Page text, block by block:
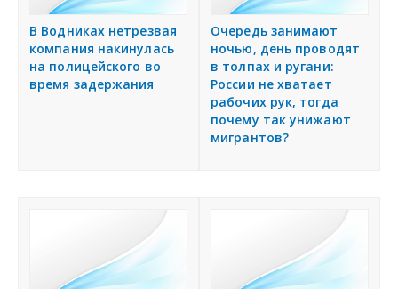
В Водниках нетрезвая
компания накинулась
на полицейского во
время задержания
Очередь занимают
ночью, день проводят
в толпах и ругани:
России не хватает
рабочих рук, тогда
почему так унижают
мигрантов?